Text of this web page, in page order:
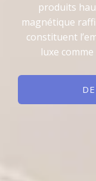
produits
magnétique
constituent
luxe